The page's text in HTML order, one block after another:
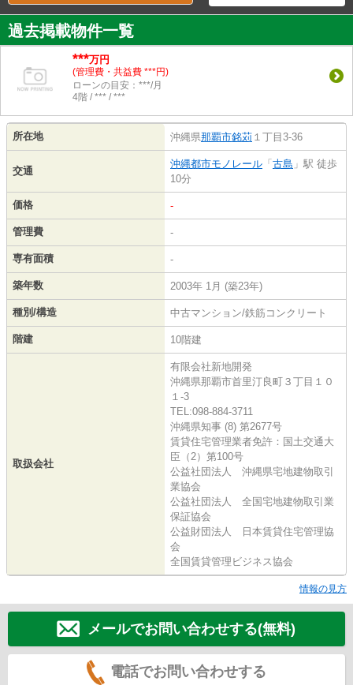
過去掲載物件一覧
***万円
(管理費・共益費 ***円)
ローンの目安：***/月
4階 / *** / ***
所在地 沖縄県那覇市銘苅 １丁目3-36
交通
沖縄都市モノレール 「 古島 」駅 徒歩
10分
価格 -
管理費 -
専有面積 -
築年数 2003年 1月 (築23年)
種別/構造 中古マンション/鉄筋コンクリート
階建 10階建
取扱会社
有限会社新地開発
沖縄県那覇市首里汀良町３丁目１０
１-3
TEL:098-884-3711
沖縄県知事 (8) 第2677号
賃貸住宅管理業者免許：国土交通大
臣（2）第100号
公益社団法人 沖縄県宅地建物取引
業協会
公益社団法人 全国宅地建物取引業
保証協会
公益財団法人 日本賃貸住宅管理協
会
全国賃貸管理ビジネス協会
情報の見方
メールでお問い合わせする(無料)
電話でお問い合わせする